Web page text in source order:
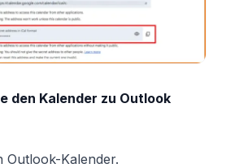
den Kalender zu Outlook
Outlook-Kalender.